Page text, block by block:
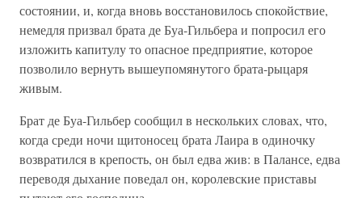
состоянии, и, когда вновь восстановилось спокойствие,
немедля призвал брата де Буа-Гильбера и попросил его
изложить капитулу то опасное предприятие, которое
позволило вернуть вышеупомянутого брата-рыцаря
живым.
Брат де Буа-Гильбер сообщил в нескольких словах, что,
когда среди ночи щитоносец брата Лаира в одиночку
возвратился в крепость, он был едва жив: в Палансе, едва
переводя дыхание поведал он, королевские приставы